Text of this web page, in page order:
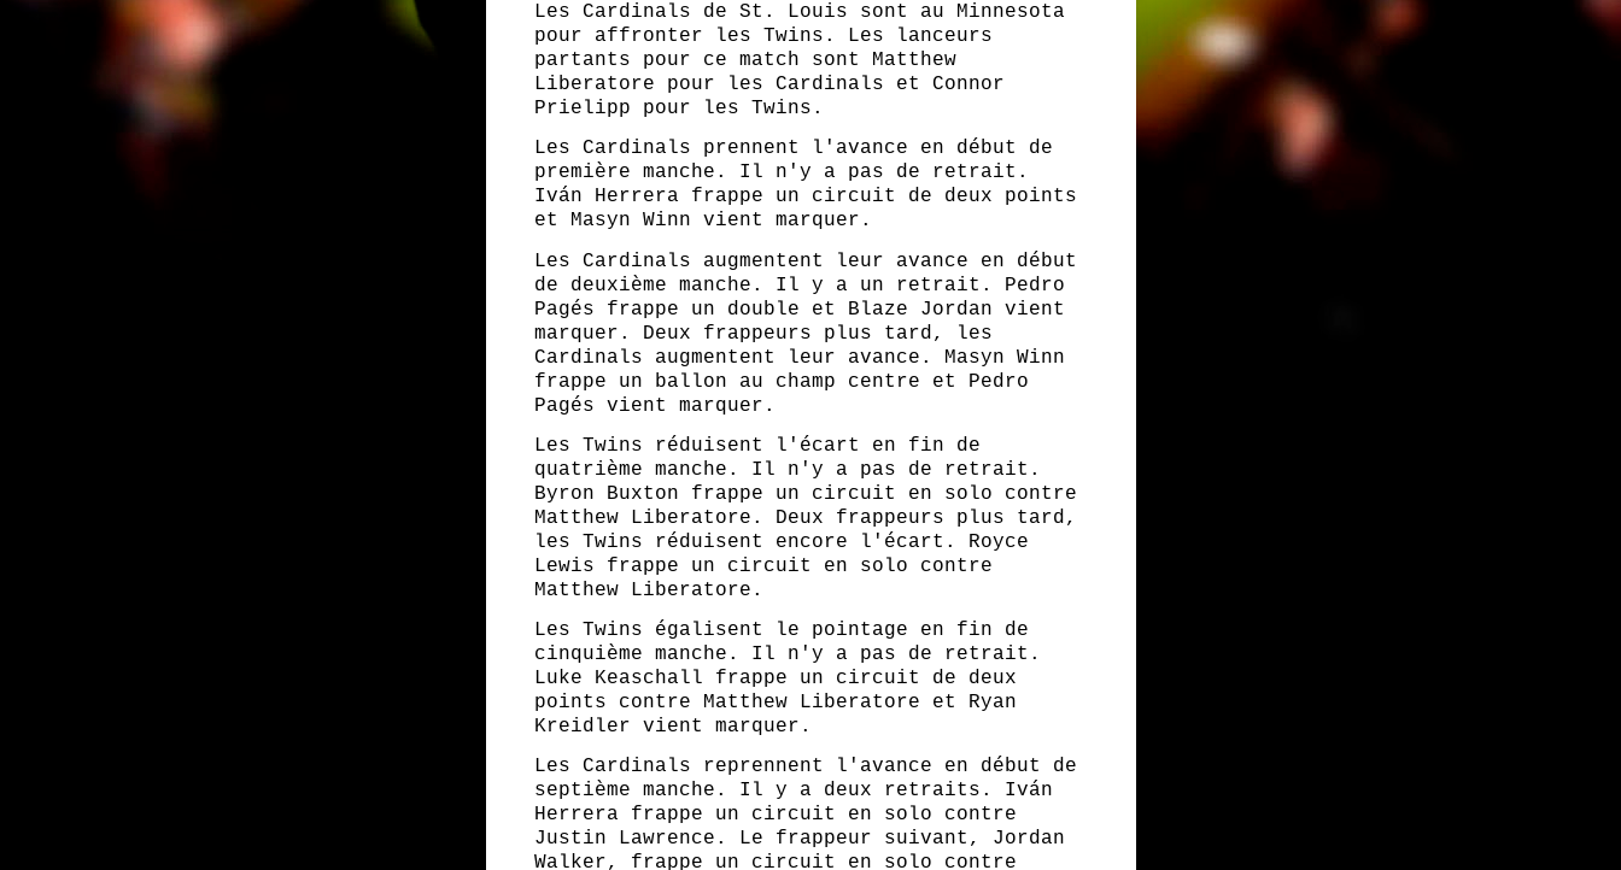
Les Cardinals de St. Louis sont au Minnesota
pour affronter les Twins. Les lanceurs
partants pour ce match sont Matthew
Liberatore pour les Cardinals et Connor
Prielipp pour les Twins.
Les Cardinals prennent l'avance en début de
première manche. Il n'y a pas de retrait.
Iván Herrera frappe un circuit de deux points
et Masyn Winn vient marquer.
Les Cardinals augmentent leur avance en début
de deuxième manche. Il y a un retrait. Pedro
Pagés frappe un double et Blaze Jordan vient
marquer. Deux frappeurs plus tard, les
Cardinals augmentent leur avance. Masyn Winn
frappe un ballon au champ centre et Pedro
Pagés vient marquer.
Les Twins réduisent l'écart en fin de
quatrième manche. Il n'y a pas de retrait.
Byron Buxton frappe un circuit en solo contre
Matthew Liberatore. Deux frappeurs plus tard,
les Twins réduisent encore l'écart. Royce
Lewis frappe un circuit en solo contre
Matthew Liberatore.
Les Twins égalisent le pointage en fin de
cinquième manche. Il n'y a pas de retrait.
Luke Keaschall frappe un circuit de deux
points contre Matthew Liberatore et Ryan
Kreidler vient marquer.
Les Cardinals reprennent l'avance en début de
septième manche. Il y a deux retraits. Iván
Herrera frappe un circuit en solo contre
Justin Lawrence. Le frappeur suivant, Jordan
Walker, frappe un circuit en solo contre